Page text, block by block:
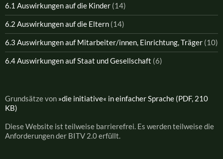
6.1 Auswirkungen auf die Kinder (14)
6.2 Auswirkungen auf die Eltern (14)
6.3 Auswirkungen auf Mitarbeiter/innen, Einrichtung, Träger (10)
6.4 Auswirkungen auf Staat und Gesellschaft (6)
Grundsätze von »die initiative« in einfacher Sprache (PDF, 210
KB)
Diese Website ist teilweise barrierefrei. Es werden teilweise die
Anforderungen der BITV 2.0 erfüllt.